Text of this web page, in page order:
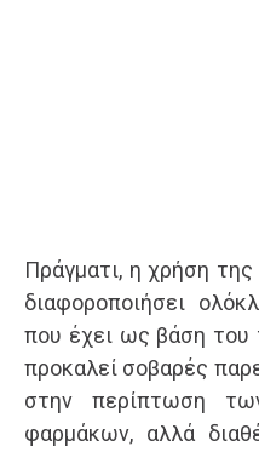
Πράγματι, η χρήση
διαφοροποιήσει
που έχει ως βάση του
προκαλεί σοβαρές
στην περίπτωση
φαρμάκων, αλλά